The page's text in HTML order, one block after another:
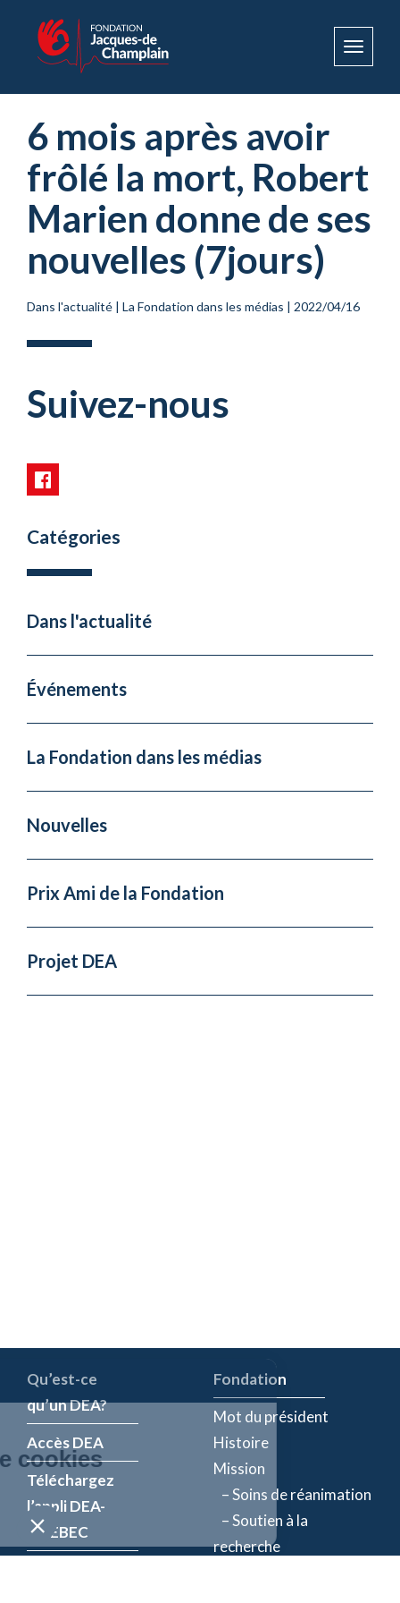
Toggle
6 mois après avoir
frôlé la mort, Robert
Marien donne de ses
nouvelles (7jours)
Dans l'actualité | La Fondation dans les médias | 2022/04/16
Suivez-nous
Catégories
Dans l'actualité
Événements
La Fondation dans les médias
Nouvelles
Prix Ami de la Fondation
Projet DEA
Qu’est-ce
qu’un DEA?
Accès DEA
Téléchargez
l’appli DEA-
QUÉBEC
Fondation
Mot du président
Histoire
Mission
– Soins de réanimation
– Soutien à la
recherche